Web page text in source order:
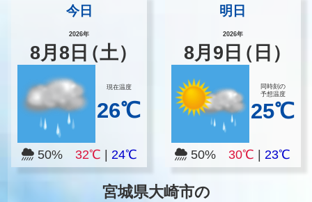
今日
2026年
8月8 日（土）
現在温度
26℃
50% 32℃ 24℃
明日
2026年
8月 9 日（日）
同時刻の
予想温度
25℃
50%30℃ |23℃
宮城県大崎市の